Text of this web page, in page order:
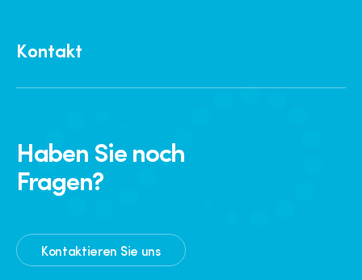
Kontakt
Haben Sie noch
Fragen?
Kontaktieren Sie uns